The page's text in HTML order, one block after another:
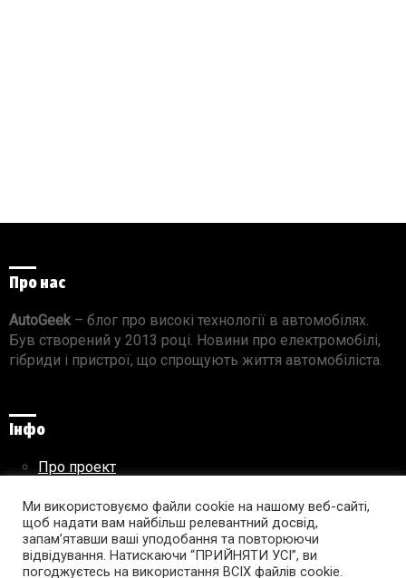
Про нас
AutoGeek – блог про високі технології в автомобілях.
Був створений у 2013 році. Новини про електромобілі,
гібриди і пристрої, що спрощують життя автомобіліста.
Інфо
Про проект
Правила використання матеріалів
Ми використовуємо файли cookie на нашому веб-сайті,
щоб надати вам найбільш релевантний досвід,
запам’ятавши ваші уподобання та повторюючи
відвідування. Натискаючи “ПРИЙНЯТИ УСІ”, ви
погоджуєтесь на використання ВСІХ файлів cookie.